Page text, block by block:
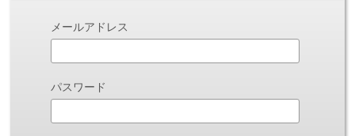
メールアドレス
パスワード